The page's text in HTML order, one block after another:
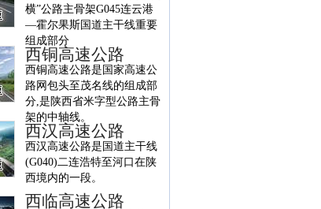
横”公路主骨架G045连云港
—霍尔果斯国道主干线重要
组成部分
西铜高速公路
西铜高速公路是国家高速公
路网包头至茂名线的组成部
分,是陕西省米字型公路主骨
架的中轴线。
西汉高速公路
西汉高速公路是国道主干线
(G040)二连浩特至河口在陕
西境内的一段。
西临高速公路